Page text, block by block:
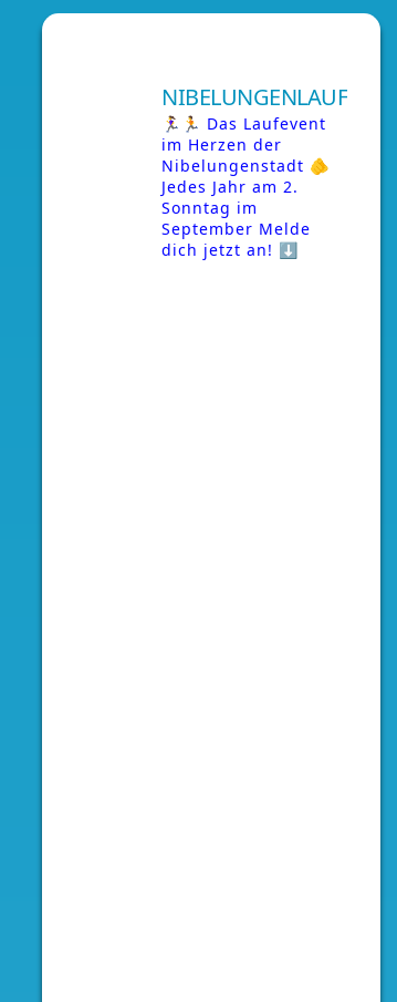
NIBELUNGENLAUF
🏃‍♀️🏃 Das Laufevent
im Herzen der
Nibelungenstadt 🫵
Jedes Jahr am 2.
Sonntag im
September Melde
dich jetzt an! ⬇️